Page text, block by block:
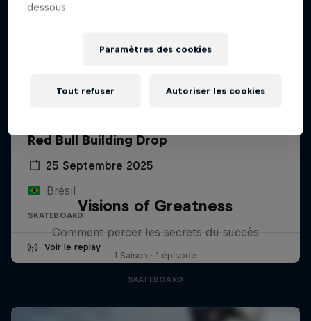
Red Bull Building Drop
25 Septembre 2025
Brésil
SKATEBOARD
Voir le replay
Visions of Greatness
Comment percer les secrets du succès
1 Saison · 1 épisode
SKATEBOARD
dessous.
Paramètres des cookies
Tout refuser Autoriser les cookies